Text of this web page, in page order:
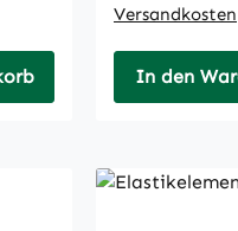
Versandkosten
In den